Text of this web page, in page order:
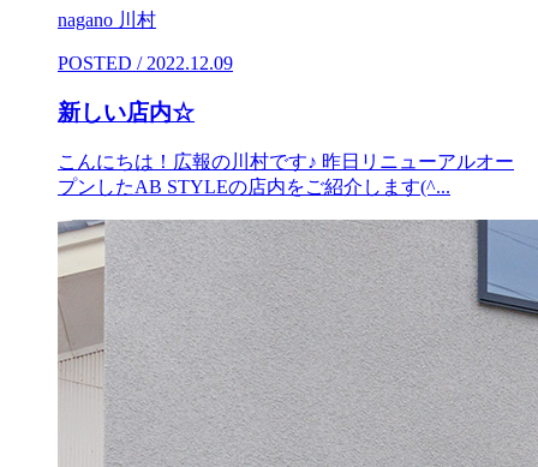
nagano 川村
POSTED / 2022.12.09
新しい店内☆
こんにちは！広報の川村です♪ 昨日リニューアルオー
プンしたAB STYLEの店内をご紹介します(^...